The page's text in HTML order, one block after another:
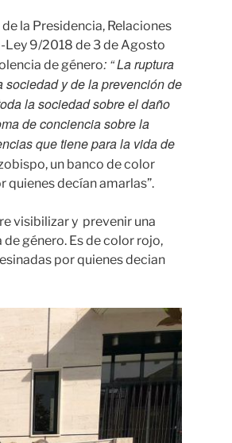
la Presidencia, Relaciones
Ley 9/2018 de 3 de Agosto
de género: “ La ruptura
y de la prevención de
la sociedad sobre el daño
de conciencia sobre la
que tiene para la vida de
un banco de color
quienes decían amarlas”.
visibilizar y prevenir una
género. Es de color rojo,
por quienes decian